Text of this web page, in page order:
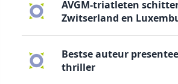
AVGM-triatleten
Zwitserland en
Bestse auteur
thriller